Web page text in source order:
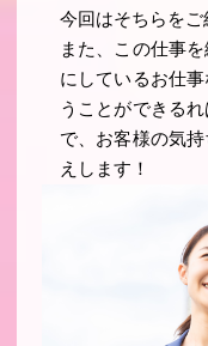
今回はそちらをご
また、この仕事
にしているお仕
うことができる
で、お客様の気
えします！